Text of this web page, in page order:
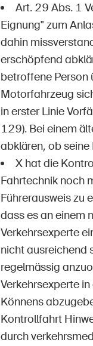
Art. 29 Abs. 1
Eignung" zum
dahin
erschöpfend
betroffene Person
Motorfahrzeug
in erster Linie
129). Bei einem
abklären, ob seine
X hat die
Fahrtechnik noch
Führerausweis zu
dass es an einem
Verkehrsexperte
nicht ausreichend
regelmässig
Verkehrsexperte
Könnens
Kontrollfahrt
durch